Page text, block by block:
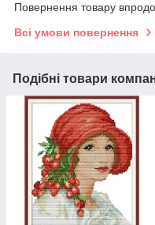
Повернення товару
Всі умови повернення
Подібні товари